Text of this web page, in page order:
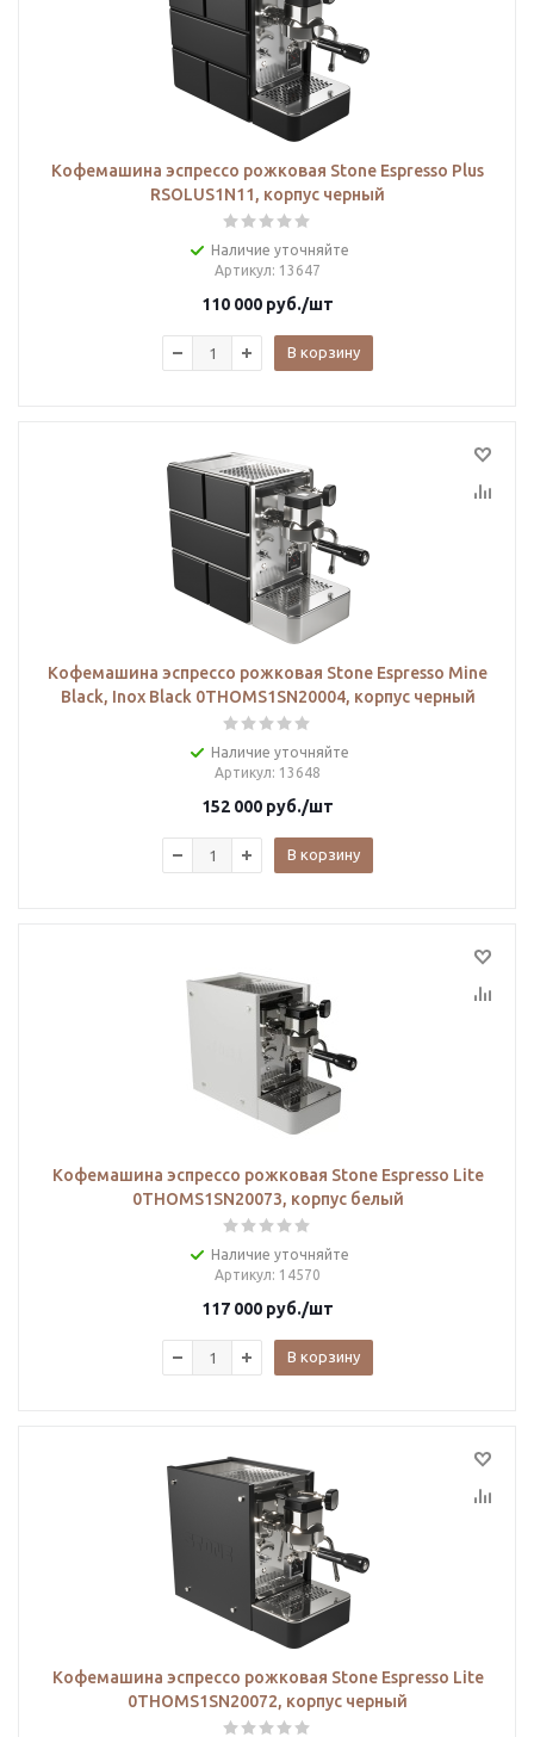
Кофемашина эспрессо рожковая Stone Espresso Plus
RSOLUS1N11, корпус черный
Наличие уточняйте
Артикул: 13647
110 000 руб./шт
В корзину
Кофемашина эспрессо рожковая Stone Espresso Mine
Black, Inox Black 0THOMS1SN20004, корпус черный
Наличие уточняйте
Артикул: 13648
152 000 руб./шт
В корзину
Кофемашина эспрессо рожковая Stone Espresso Lite
0THOMS1SN20073, корпус белый
Наличие уточняйте
Артикул: 14570
117 000 руб./шт
В корзину
Кофемашина эспрессо рожковая Stone Espresso Lite
0THOMS1SN20072, корпус черный